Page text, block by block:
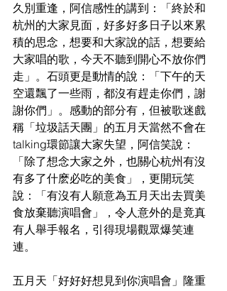
久別重逢，阿信感性的講到：「終於和
杭州的大家見面，好多好多日子以來累
積的思念，想要和大家說的話，想要給
大家唱的歌，今天不聽到開心不放你們
走」。石頭更是動情的說：「下午的天
空還飄了一些雨，都沒有趕走你們，謝
謝你們」。感動的部分有，但被歌迷戲
稱「垃圾話天團」的五月天當然不會在
talking環節讓大家失望，阿信笑說：
「除了想念大家之外，也關心杭州有沒
有多了什麽必吃的美食」，更開玩笑
說：「有沒有人願意為五月天出去買美
食放棄聽演唱會」，令人意外的是竟真
有人舉手報名，引得現場觀眾爆笑連
連。
五月天「好好好想見到你演唱會」隆重